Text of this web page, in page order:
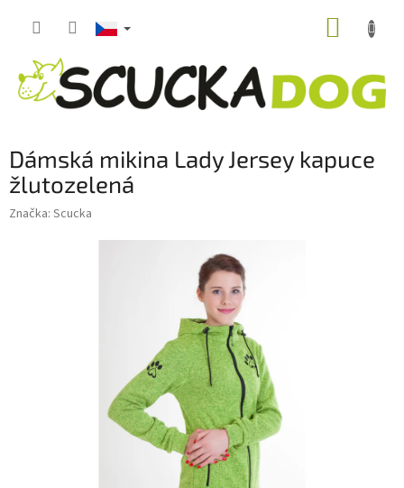
Dámská mikina Lady Jersey kapuce
žlutozelená
Značka: Scucka